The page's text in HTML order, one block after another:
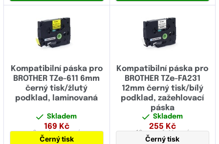
Kompatibilní páska pro
BROTHER TZe-611 6mm
černý tisk/žlutý
podklad, laminovaná
Skladem
169 Kč
6 mmlaminovaná
Černý tisk
Kompatibilní páska pro
BROTHER TZe-FA231
12mm černý tisk/bílý
podklad, zažehlovací
páska
Skladem
255 Kč
12 mmzažehlovací
Černý tisk